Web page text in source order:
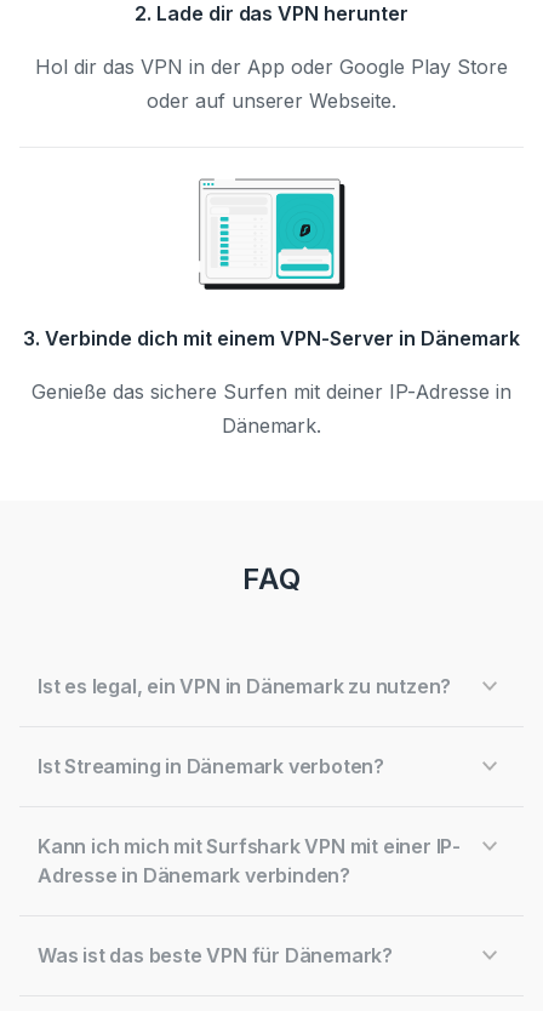
2. Lade dir das VPN herunter
Hol dir das VPN in der App oder Google Play Store
oder auf unserer Webseite.
3. Verbinde dich mit einem VPN-Server in Dänemark
Genieße das sichere Surfen mit deiner IP-Adresse in
Dänemark.
FAQ
Ist es legal, ein VPN in Dänemark zu nutzen?
Ist Streaming in Dänemark verboten?
Kann ich mich mit Surfshark VPN mit einer IP-
Adresse in Dänemark verbinden?
Was ist das beste VPN für Dänemark?